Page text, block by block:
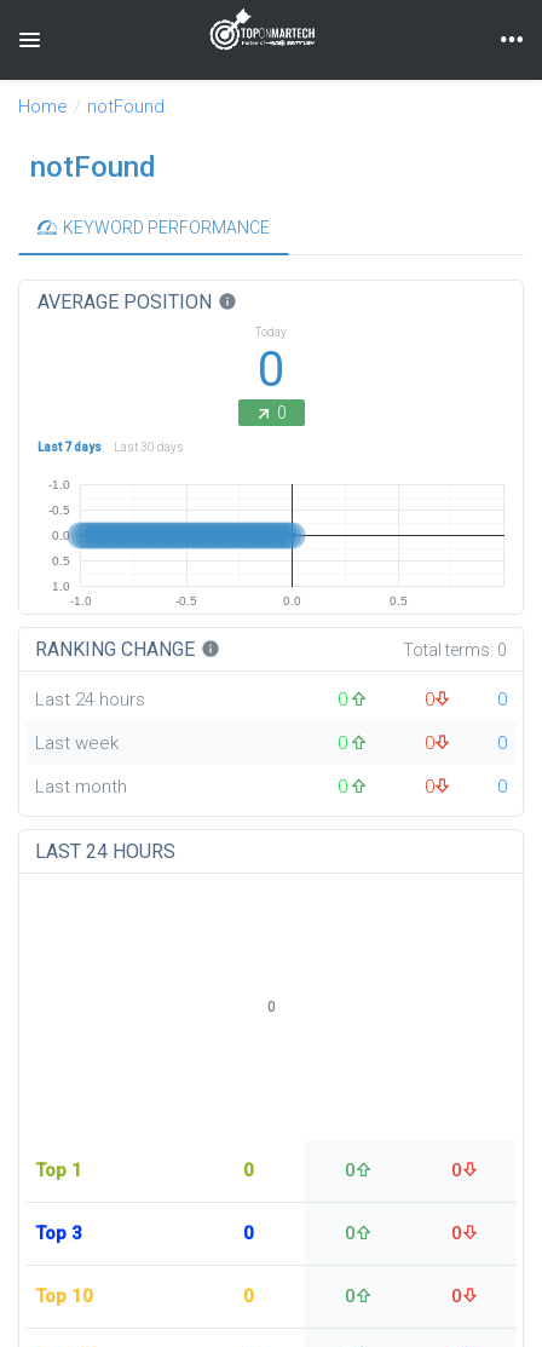
Toggle navigation
Home notFound
notFound
KEYWORD PERFORMANCE
AVERAGE POSITION info
Today
0
0
Last 7 days Last 30 days
-1.0 -0.5 0.0 0.5
-1.0
-0.5
0.0
0.5
1.0
RANKING CHANGE info Total terms: 0
Last 24 hours 0 0
0
Last week
0 0
0
Last month
0 0 0
LAST 24 HOURS
Top 1 0 0 0
Top 3 0 0 0
Top 10 0 0 0
0